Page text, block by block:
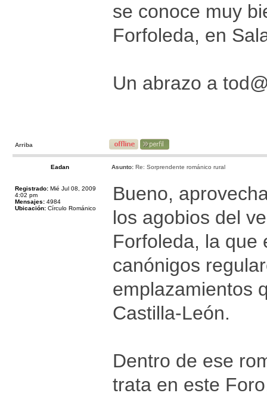
se conoce muy
Forfoleda, en
Un abrazo a
Arriba
Eadan Asunto: Re: Sorprendente románico rural
Registrado: Mié Jul 08, 2009
4:02 pm
Mensajes: 4984
Ubicación: Círculo Románico
Bueno,
los agobios del
Forfoleda, la que
canónigos
emplazamientos
Castilla-León.
Dentro de ese
trata en este